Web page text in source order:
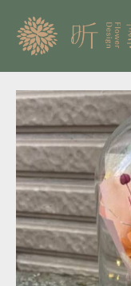
要
告
別
式
永
生
乾
燥
花
03-
靈